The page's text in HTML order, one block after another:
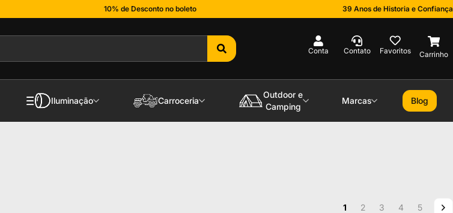
10% de Desconto no boleto
39 Anos de Historia e Confiança
Iluminação Carroceria
Outdoor e
Camping
Marcas Blog
Página
Você esta lendo a pagina
1 Página
2 Página
3 Página
4 Página
5